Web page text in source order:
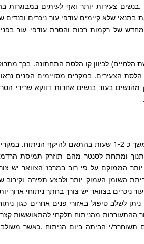
צעירות יותר ואף לעיתים במבוגרות
שלא קיימים עודפי עור ניכרים ובנדים
של רקמות רכות והסרת עודפי עור
לכיוון קו הלסת התחתונה. בכך
הלסת הצעירים. במקרים מסויימים הפנים
בעוד בנשים אחרות דווקא שרירי
ניתוח הצערת הצוואר מתבצע תחת טשטוש והרדמה מקומית. הניתוח נמשך כ 1-2 שעות בהתאם להיקף הניתוח.
תנוך ומתחת לסנטר מהם תוזרק תמיסת
הממוקם על פי רוב במרכז הצוואר יש
השומן העמוק יותר ולבצע תפירה וקירוב
ניכרים בצוואר יש צורך בחתך ניתוחי ארוך
לשלב טיפול באזורי פנים אחרים כגון
ההתעוררות מהניתוח תלקחי להתאוששות
י הביתה ביום הניתוח .כאשר